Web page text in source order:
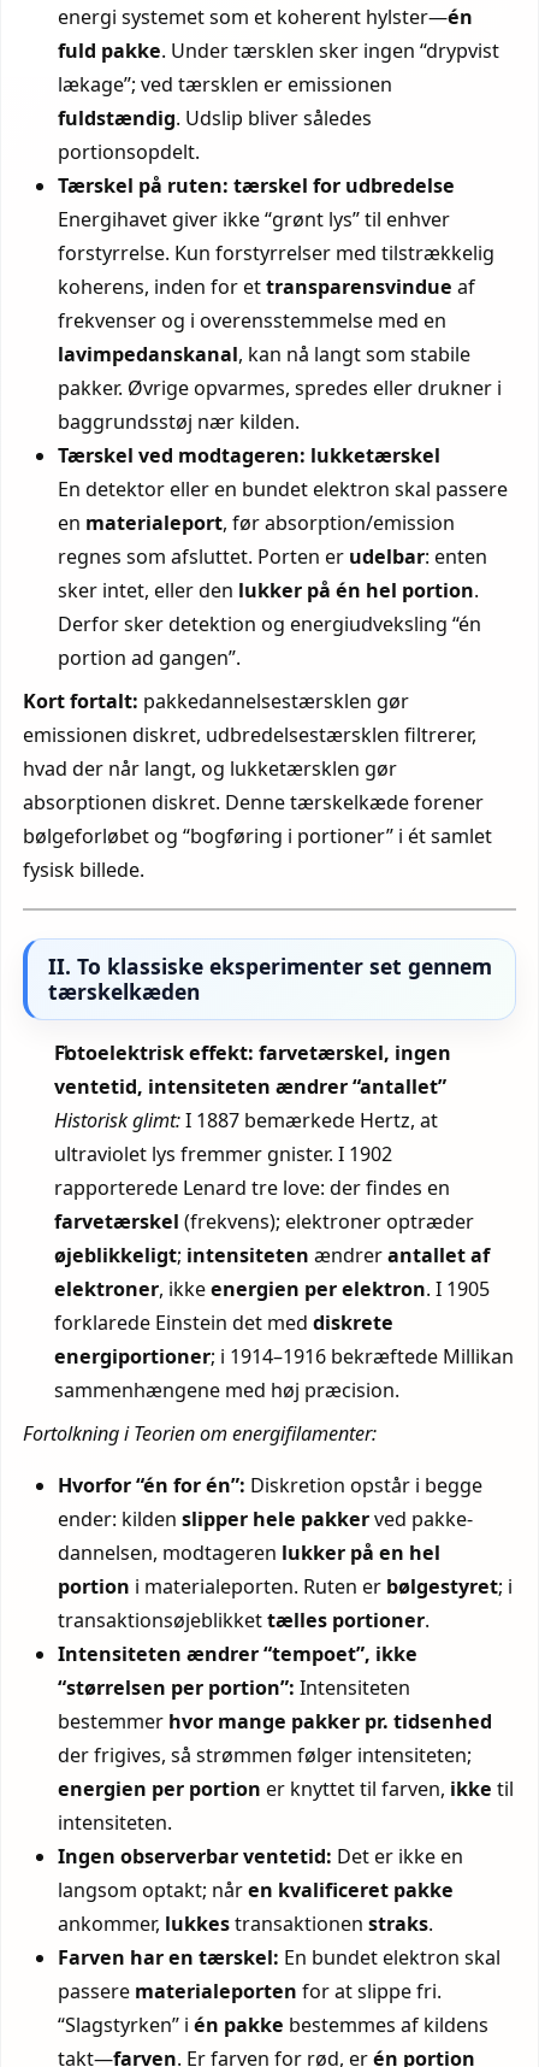
energi systemet som et koherent hylster—én
fuld pakke. Under tærsklen sker ingen “drypvist
lækage”; ved tærsklen er emissionen
fuldstændig. Udslip bliver således
portionsopdelt.
Tærskel på ruten: tærskel for udbredelse
Energihavet giver ikke “grønt lys” til enhver
forstyrrelse. Kun forstyrrelser med tilstrækkelig
koherens, inden for ettransparensvindue af
frekvenser og i overensstemmelse med en
lavimpedanskanal, kan nå langt som stabile
pakker. Øvrige opvarmes, spredes eller drukner i
baggrundsstøj nær kilden.
Tærskel ved modtageren: lukketærskel
En detektor eller en bundet elektron skal passere
en materialeport, før absorption/emission
regnes som afsluttet. Porten er udelbar: enten
sker intet, eller den lukker på én hel portion.
Derfor sker detektion og energiudveksling “én
portion ad gangen”.
Kort fortalt: pakke­dannelses­tærsklen gør
emissionen diskret, udbredelses­tærsklen filtrerer,
hvad der når langt, og lukke­tærsklen gør
absorptionen diskret. Denne tærskelkæde forener
bølgeforløbet og “bogføring i portioner” i ét samlet
fysisk billede.
II. To klassiske eksperimenter set gennem
tærskelkæden
Fotoelektrisk effekt: farvetærskel, ingen
ventetid, intensiteten ændrer “antallet”
Historisk glimt:I 1887 bemærkede Hertz, at
ultraviolet lys fremmer gnister. I 1902
rapporterede Lenard tre love: der findes en
farvetærskel (frekvens); elektroner optræder
øjeblikkeligt; intensiteten ændrerantallet af
elektroner, ikkeenergien per elektron. I 1905
forklarede Einstein det meddiskrete
energiportioner; i 1914–1916 bekræftede Millikan
sammenhængene med høj præcision.
Fortolkning i Teorien om energifilamenter:
Hvorfor “én for én”: Diskretion opstår i begge
ender: kildenslipper hele pakkerved pakke­
dannelsen, modtageren lukker på en hel
portion i materialeporten. Ruten er bølgestyret; i
transaktionsøjeblikkettælles portioner.
Intensiteten ændrer “tempoet”, ikke
“størrelsen per portion”: Intensiteten
bestemmer hvor mange pakker pr. tidsenhed
der frigives, så strømmen følger intensiteten;
energien per portion er knyttet til farven, ikke til
intensiteten.
Ingen observerbar ventetid: Det er ikke en
langsom optakt; nåren kvalificeret pakke
ankommer, lukkestransaktionenstraks.
Farven har en tærskel: En bundet elektron skal
passere materialeporten for at slippe fri.
“Slagstyrken” ién pakke bestemmes af kildens
takt—farven. Er farven for rød, erén portion